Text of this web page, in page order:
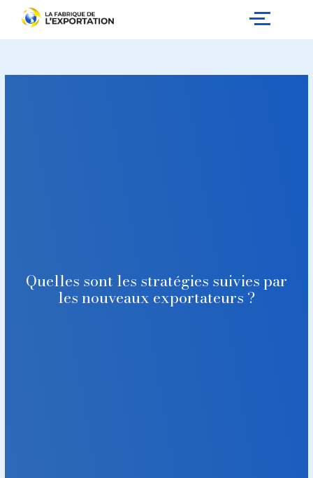
Quelles sont les stratégies suivies par
les nouveaux exportateurs ?